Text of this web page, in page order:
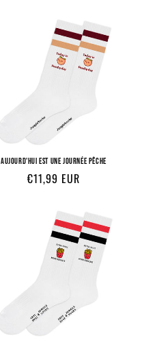
AUJOURD'HUI EST UNE JOURNÉE PÊCHE
Prix
€11,99 EUR